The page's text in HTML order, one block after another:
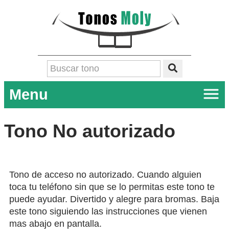
Menu
Tono No autorizado
Tono de acceso no autorizado. Cuando alguien
toca tu teléfono sin que se lo permitas este tono te
puede ayudar. Divertido y alegre para bromas. Baja
este tono siguiendo las instrucciones que vienen
mas abajo en pantalla.